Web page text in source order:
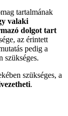
tartalmának
valaki
dolgot tart
az érintett
pedig a
szükséges.
szükséges, a
.